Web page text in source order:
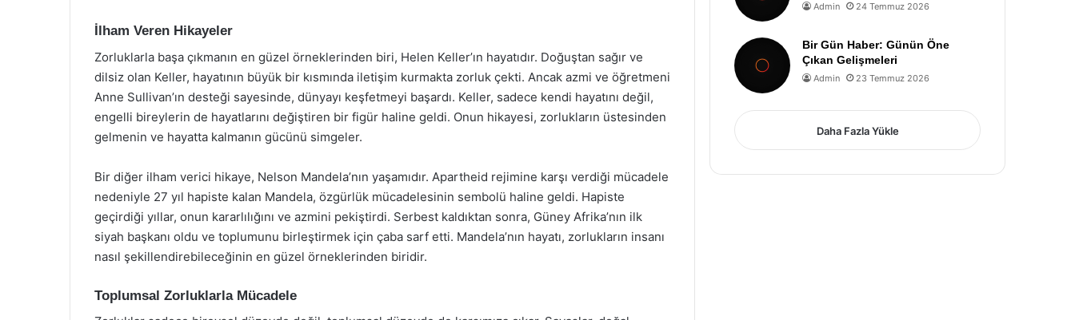
İlham Veren Hikayeler
Zorluklarla başa çıkmanın en güzel örneklerinden biri, Helen Keller’ın hayatıdır. Doğuştan sağır ve
dilsiz olan Keller, hayatının büyük bir kısmında iletişim kurmakta zorluk çekti. Ancak azmi ve öğretmeni
Anne Sullivan’ın desteği sayesinde, dünyayı keşfetmeyi başardı. Keller, sadece kendi hayatını değil,
engelli bireylerin de hayatlarını değiştiren bir figür haline geldi. Onun hikayesi, zorlukların üstesinden
gelmenin ve hayatta kalmanın gücünü simgeler.
Bir diğer ilham verici hikaye, Nelson Mandela’nın yaşamıdır. Apartheid rejimine karşı verdiği mücadele
nedeniyle 27 yıl hapiste kalan Mandela, özgürlük mücadelesinin sembolü haline geldi. Hapiste
geçirdiği yıllar, onun kararlılığını ve azmini pekiştirdi. Serbest kaldıktan sonra, Güney Afrika’nın ilk
siyah başkanı oldu ve toplumunu birleştirmek için çaba sarf etti. Mandela’nın hayatı, zorlukların insanı
nasıl şekillendirebileceğinin en güzel örneklerinden biridir.
Toplumsal Zorluklarla Mücadele
Admin 24 Temmuz 2026
Bir Gün Haber: Günün Öne
Çıkan Gelişmeleri
Admin 23 Temmuz 2026
Daha Fazla Yükle